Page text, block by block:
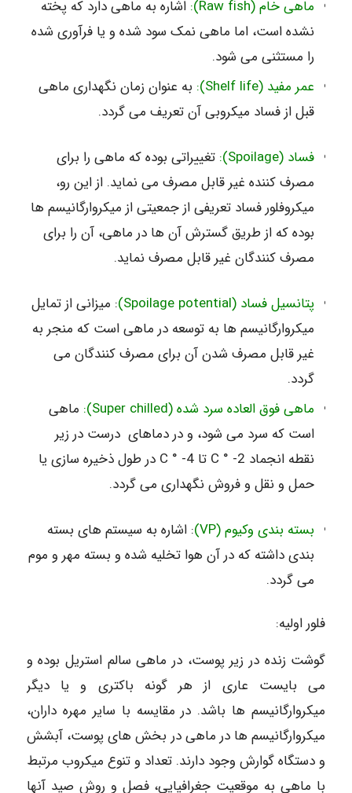
ماهی خام (Raw fish):
اشاره به ماهی دارد که پخته
نشده است، اما ماهی نمک سود شده و یا فرآوری شده
را مستثنی می شود.
عمر مفید (Shelf life):
به عنوان زمان نگهداری ماهی
قبل از فساد میکروبی آن تعریف می گردد.
فساد (Spoilage):
تغییراتی بوده که ماهی را برای
مصرف کننده غیر قابل مصرف می نماید. از این رو،
میکروفلور فساد تعریفی از جمعیتی از میکروارگانیسم ها
بوده که از طریق گسترش آن ها در ماهی، آن را برای
مصرف کنندگان غیر قابل مصرف نماید.
پتانسیل فساد (Spoilage potential)
: میزانی از تمایل
میکروارگانیسم ها به توسعه در ماهی است که منجر به
غیر قابل مصرف شدن آن برای مصرف کنندگان می
گردد.
ماهی فوق العاده سرد شده (Super chilled):
ماهی
است که سرد می شود، و در دماهای درست در زیر
نقطه انجماد C ° -2 تا C ° -4 در طول ذخیره سازی یا
حمل و نقل و فروش نگهداری می گردد.
بسته بندی وکیوم (VP)
: اشاره به سیستم های بسته
بندی داشته که در آن هوا تخلیه شده و بسته مهر و موم
می گردد.
فلور اولیه:
گوشت زنده در زیر پوست، در ماهی سالم استریل بوده و
می بایست عاری از هر گونه باکتری و یا دیگر
میکروارگانیسم ها باشد. در مقایسه با سایر مهره داران،
میکروارگانیسم ها در ماهی در بخش های پوست، آبشش
و دستگاه گوارش وجود دارند. تعداد و تنوع میکروب مرتبط
با ماهی به موقعیت جغرافیایی، فصل و روش صید آنها